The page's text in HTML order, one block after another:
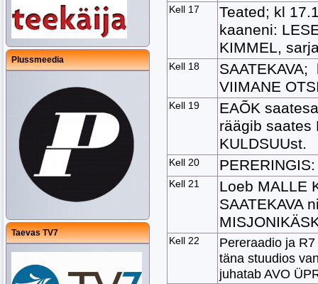
Plussmeedia
Taevas TV7
Kell 17
Teated; kl
kaaneni:
KIMMEL,
Kell 18
VIIMANE
Kell 19
EAÕK
räägib saates
KULDSUUst.
Kell 20
Kell 21
Loeb MALLE
SAATEKAVA
Kell 22
Pereraadio ja
täna stuudios
juhatab AVO